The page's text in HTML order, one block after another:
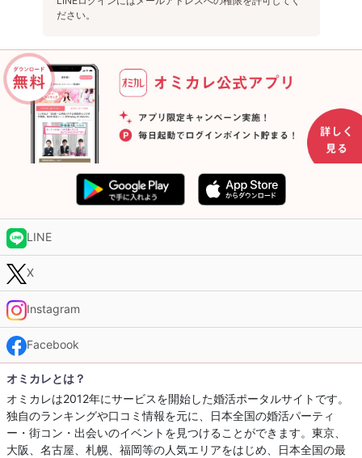
ださい。
LINE
X
Instagram
Facebook
オミカレとは？
オミカレは2012年にサービスを開始した婚活ポータルサイトです。
独自のランキングや口コミ情報を元に、日本全国の婚活パーティ
ー・街コン・出会いのイベントを見つけることができます。東京、
大阪、名古屋、札幌、福岡等の人気エリアをはじめ、日本全国の最